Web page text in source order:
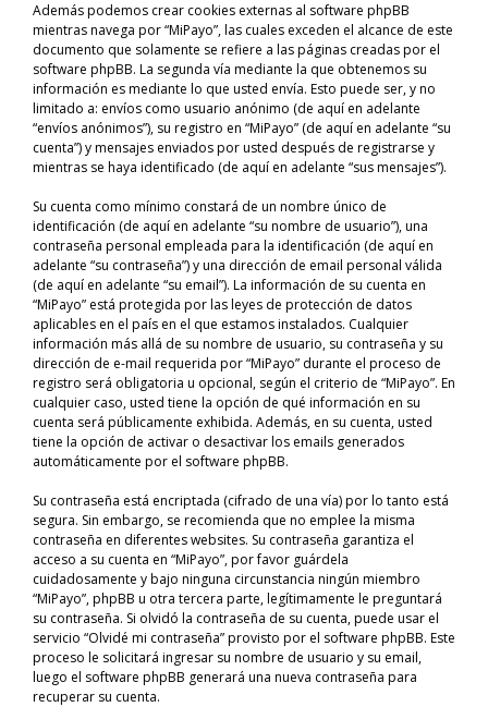
Además podemos crear cookies externas al software phpBB
mientras navega por “MiPayo”, las cuales exceden el alcance de este
documento que solamente se refiere a las páginas creadas por el
software phpBB. La segunda vía mediante la que obtenemos su
información es mediante lo que usted envía. Esto puede ser, y no
limitado a: envíos como usuario anónimo (de aquí en adelante
“envíos anónimos”), su registro en “MiPayo” (de aquí en adelante “su
cuenta”) y mensajes enviados por usted después de registrarse y
mientras se haya identificado (de aquí en adelante “sus mensajes”).
Su cuenta como mínimo constará de un nombre único de
identificación (de aquí en adelante “su nombre de usuario”), una
contraseña personal empleada para la identificación (de aquí en
adelante “su contraseña”) y una dirección de email personal válida
(de aquí en adelante “su email”). La información de su cuenta en
“MiPayo” está protegida por las leyes de protección de datos
aplicables en el país en el que estamos instalados. Cualquier
información más allá de su nombre de usuario, su contraseña y su
dirección de e-mail requerida por “MiPayo” durante el proceso de
registro será obligatoria u opcional, según el criterio de “MiPayo”. En
cualquier caso, usted tiene la opción de qué información en su
cuenta será públicamente exhibida. Además, en su cuenta, usted
tiene la opción de activar o desactivar los emails generados
automáticamente por el software phpBB.
Su contraseña está encriptada (cifrado de una vía) por lo tanto está
segura. Sin embargo, se recomienda que no emplee la misma
contraseña en diferentes websites. Su contraseña garantiza el
acceso a su cuenta en “MiPayo”, por favor guárdela
cuidadosamente y bajo ninguna circunstancia ningún miembro
“MiPayo”, phpBB u otra tercera parte, legítimamente le preguntará
su contraseña. Si olvidó la contraseña de su cuenta, puede usar el
servicio “Olvidé mi contraseña” provisto por el software phpBB. Este
proceso le solicitará ingresar su nombre de usuario y su email,
luego el software phpBB generará una nueva contraseña para
recuperar su cuenta.